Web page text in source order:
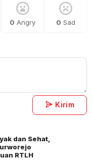
0 Angry 0 Sad
Kirim
dan Sehat,
RTLH